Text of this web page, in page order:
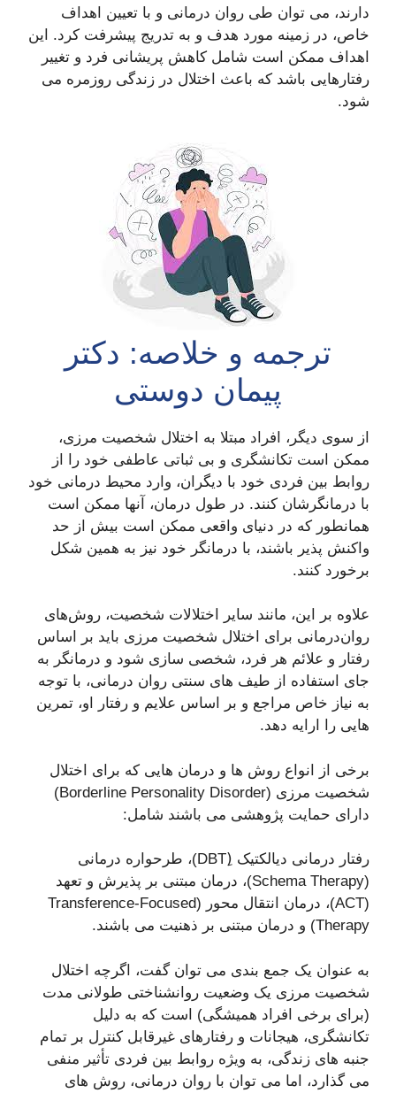
دارند، می توان طی روان درمانی و با تعیین اهداف
خاص، در زمینه مورد هدف و به تدریج پیشرفت کرد. این
اهداف ممکن است شامل کاهش پریشانی فرد و تغییر
رفتارهایی باشد که باعث اختلال در زندگی روزمره می
شود.
ترجمه و خلاصه: دکتر
پیمان دوستی
از سوی دیگر، افراد مبتلا به اختلال شخصیت مرزی،
ممکن است تکانشگری و بی ثباتی عاطفی خود را از
روابط بین فردی خود با دیگران، وارد محیط درمانی خود
با درمانگرشان کنند. در طول درمان، آنها ممکن است
همانطور که در دنیای واقعی ممکن است بیش از حد
واکنش پذیر باشند، با درمانگر خود نیز به همین شکل
برخورد کنند.
علاوه بر این، مانند سایر اختلالات شخصیت، روش‌های
روان‌درمانی برای اختلال شخصیت مرزی باید بر اساس
رفتار و علائم هر فرد، شخصی سازی شود و درمانگر به
جای استفاده از طیف های سنتی روان درمانی، با توجه
به نیاز خاص مراجع و بر اساس علایم و رفتار او، تمرین
هایی را ارایه دهد.
برخی از انواع روش ها و درمان هایی که برای اختلال
شخصیت مرزی (Borderline Personality Disorder)
دارای حمایت پژوهشی می باشند شامل:
رفتار درمانی دیالکتیک (ِDBT)، طرحواره درمانی
(Schema Therapy)، درمان مبتنی بر پذیرش و تعهد
(ACT)، درمان انتقال محور (Transference-Focused
Therapy) و درمان مبتنی بر ذهنیت می باشند.
به عنوان یک جمع بندی می توان گفت، اگرچه اختلال
شخصیت مرزی یک وضعیت روانشناختی طولانی مدت
(برای برخی افراد همیشگی) است که به دلیل
تکانشگری، هیجانات و رفتارهای غیرقابل کنترل بر تمام
جنبه های زندگی، به ویژه روابط بین فردی تأثیر منفی
می گذارد، اما می توان با روان درمانی، روش های